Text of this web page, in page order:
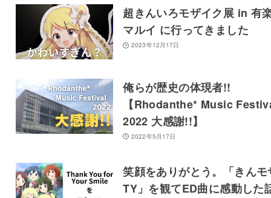
超きんいろモザイク展 in 有
マルイ に行ってきました
2023年12月17日
俺らが歴史の体現者!!
【Rhodanthe* Music
2022 大感謝!!】
2022年5月17日
笑顔をありがとう。「きんモ
TY」を観てED曲に感動した